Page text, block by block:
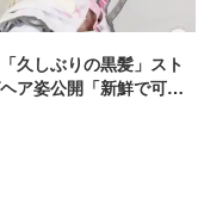
久しぶりの黒髪」スト
ア姿公開「新鮮で可愛
ラッと変わる」と反響